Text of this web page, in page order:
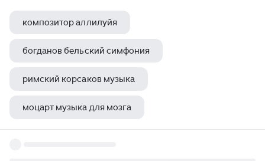
композитор аллилуйя
богданов бельский симфония
римский корсаков музыка
моцарт музыка для мозга